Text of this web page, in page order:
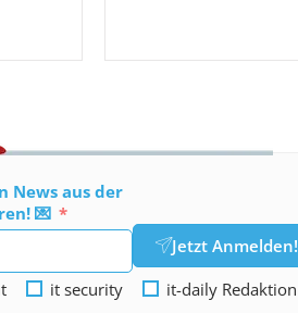
News aus der
💌
Jetzt Anmelden!
it security it-daily Redaktion